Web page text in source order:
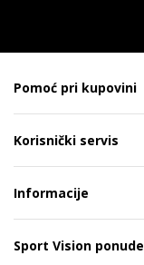
Pomoć pri kupovini
Korisnički servis
Informacije
Sport Vision ponude